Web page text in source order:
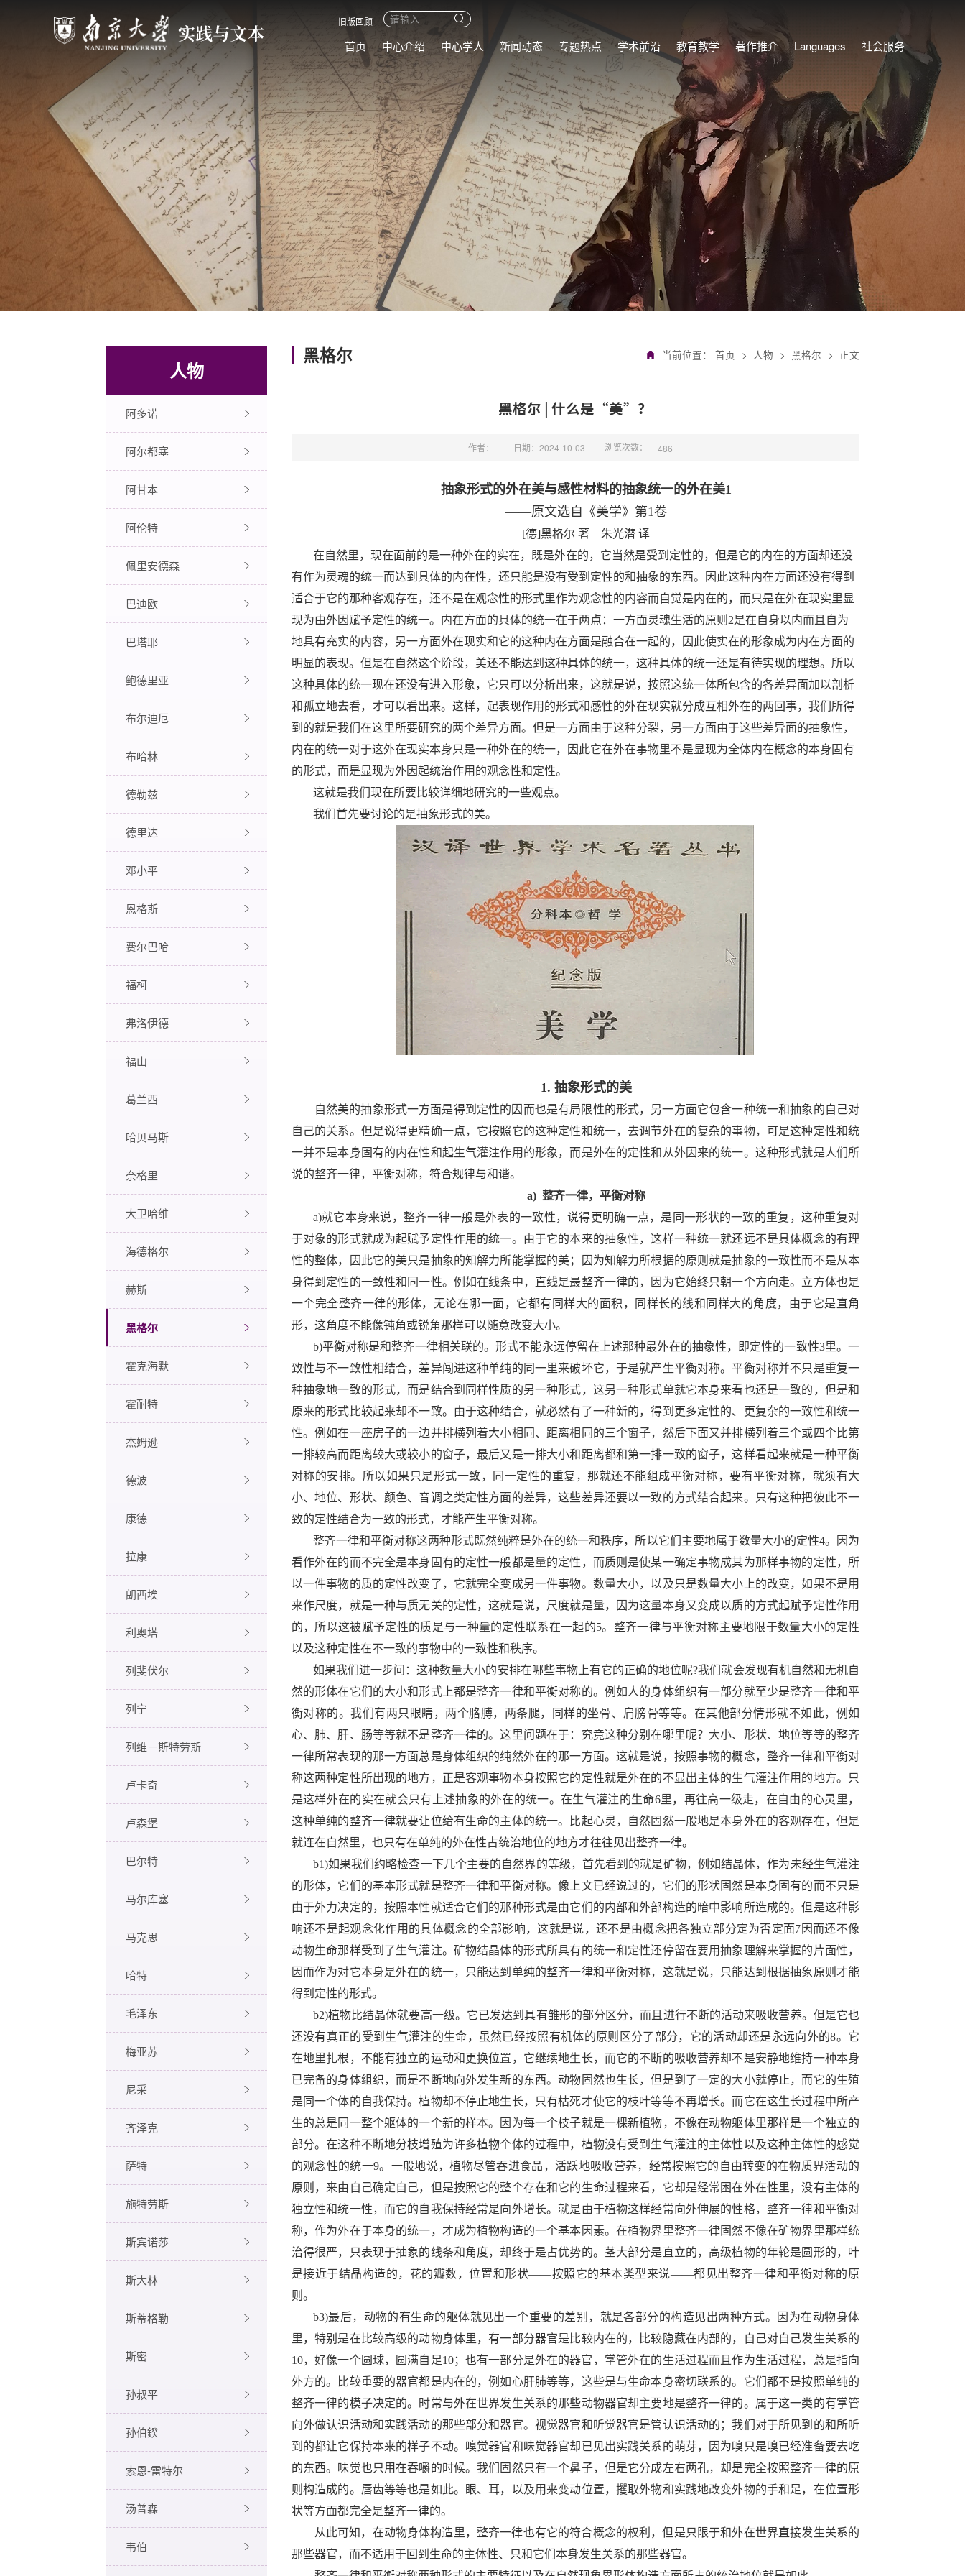
旧版回顾
首页 中心介绍 中心学人 新闻动态 专题热点 学术前沿 教育教学 著作推介 Languages 社会服务
人物
阿多诺
阿尔都塞
阿甘本
阿伦特
佩里安德森
巴迪欧
巴塔耶
鲍德里亚
布尔迪厄
布哈林
德勒兹
德里达
邓小平
恩格斯
费尔巴哈
福柯
弗洛伊德
福山
葛兰西
哈贝马斯
奈格里
大卫哈维
海德格尔
赫斯
黑格尔
霍克海默
霍耐特
杰姆逊
德波
康德
拉康
朗西埃
利奥塔
列斐伏尔
列宁
列维－斯特劳斯
卢卡奇
卢森堡
巴尔特
马尔库塞
马克思
哈特
毛泽东
梅亚苏
尼采
齐泽克
萨特
施特劳斯
斯宾诺莎
斯大林
斯蒂格勒
斯密
孙叔平
孙伯鍨
索恩-雷特尔
汤普森
韦伯
黑格尔 当前位置： 首页 > 人物 > 黑格尔 > 正文
黑格尔 | 什么是“美”？
作者： 日期：2024-10-03 浏览次数： 486
抽象形式的外在美与感性材料的抽象统一的外在美1
——原文选自《美学》第1卷
[德]黑格尔 著 朱光潜 译
在自然里，现在面前的是一种外在的实在，既是外在的，它当然是受到定性的，但是它的内在的方面却还没
有作为灵魂的统一而达到具体的内在性，还只能是没有受到定性的和抽象的东西。因此这种内在方面还没有得到
适合于它的那种客观存在，还不是在观念性的形式里作为观念性的内容而自觉是内在的，而只是在外在现实里显
现为由外因赋予定性的统一。内在方面的具体的统一在于两点：一方面灵魂生活的原则 2是在自身以内而且自为
地具有充实的内容，另一方面外在现实和它的这种内在方面是融合在一起的，因此使实在的形象成为内在方面的
明显的表现。但是在自然这个阶段，美还不能达到这种具体的统一，这种具体的统一还是有待实现的理想。所以
这种具体的统一现在还没有进入形象，它只可以分析出来，这就是说，按照这统一体所包含的各差异面加以剖析
和孤立地去看，才可以看出来。这样，起表现作用的形式和感性的外在现实就分成互相外在的两回事，我们所得
到的就是我们在这里所要研究的两个差异方面。但是一方面由于这种分裂，另一方面由于这些差异面的抽象性，
内在的统一对于这外在现实本身只是一种外在的统一，因此它在外在事物里不是显现为全体内在概念的本身固有
的形式，而是显现为外因起统治作用的观念性和定性。
这就是我们现在所要比较详细地研究的一些观点。
我们首先要讨论的是抽象形式的美。
1. 抽象形式的美
自然美的抽象形式一方面是得到定性的因而也是有局限性的形式，另一方面它包含一种统一和抽象的自己对
自己的关系。但是说得更精确一点，它按照它的这种定性和统一，去调节外在的复杂的事物，可是这种定性和统
一并不是本身固有的内在性和起生气灌注作用的形象，而是外在的定性和从外因来的统一。这种形式就是人们所
说的整齐一律，平衡对称，符合规律与和谐。
a) 整齐一律，平衡对称
a)就它本身来说，整齐一律一般是外表的一致性，说得更明确一点，是同一形状的一致的重复，这种重复对
于对象的形式就成为起赋予定性作用的统一。由于它的本来的抽象性，这样一种统一就还远不是具体概念的有理
性的整体，因此它的美只是抽象的知解力所能掌握的美；因为知解力所根据的原则就是抽象的一致性而不是从本
身得到定性的一致性和同一性。例如在线条中，直线是最整齐一律的，因为它始终只朝一个方向走。立方体也是
一个完全整齐一律的形体，无论在哪一面，它都有同样大的面积，同样长的线和同样大的角度，由于它是直角
形，这角度不能像钝角或锐角那样可以随意改变大小。
b)平衡对称是和整齐一律相关联的。形式不能永远停留在上述那种最外在的抽象性，即定性的一致性3里。一
致性与不一致性相结合，差异闯进这种单纯的同一里来破坏它，于是就产生平衡对称。平衡对称并不只是重复一
种抽象地一致的形式，而是结合到同样性质的另一种形式，这另一种形式单就它本身来看也还是一致的，但是和
原来的形式比较起来却不一致。由于这种结合，就必然有了一种新的，得到更多定性的、更复杂的一致性和统一
性。例如在一座房子的一边并排横列着大小相同、距离相同的三个窗子，然后下面又并排横列着三个或四个比第
一排较高而距离较大或较小的窗子，最后又是一排大小和距离都和第一排一致的窗子，这样看起来就是一种平衡
对称的安排。所以如果只是形式一致，同一定性的重复，那就还不能组成平衡对称，要有平衡对称，就须有大
小、地位、形状、颜色、音调之类定性方面的差异，这些差异还要以一致的方式结合起来。只有这种把彼此不一
致的定性结合为一致的形式，才能产生平衡对称。
整齐一律和平衡对称这两种形式既然纯粹是外在的统一和秩序，所以它们主要地属于数量大小的定性4。因为
看作外在的而不完全是本身固有的定性一般都是量的定性，而质则是使某一确定事物成其为那样事物的定性，所
以一件事物的质的定性改变了，它就完全变成另一件事物。数量大小，以及只是数量大小上的改变，如果不是用
来作尺度，就是一种与质无关的定性，这就是说，尺度就是量，因为这量本身又变成以质的方式起赋予定性作用
的，所以这被赋予定性的质是与一种量的定性联系在一起的5。整齐一律与平衡对称主要地限于数量大小的定性
以及这种定性在不一致的事物中的一致性和秩序。
如果我们进一步问：这种数量大小的安排在哪些事物上有它的正确的地位呢?我们就会发现有机自然和无机自
然的形体在它们的大小和形式上都是整齐一律和平衡对称的。例如人的身体组织有一部分就至少是整齐一律和平
衡对称的。我们有两只眼睛，两个胳膊，两条腿，同样的坐骨、肩膀骨等等。在其他部分情形就不如此，例如
心、肺、肝、肠等等就不是整齐一律的。这里问题在于：究竟这种分别在哪里呢？大小、形状、地位等等的整齐
一律所常表现的那一方面总是身体组织的纯然外在的那一方面。这就是说，按照事物的概念，整齐一律和平衡对
称这两种定性所出现的地方，正是客观事物本身按照它的定性就是外在的不显出主体的生气灌注作用的地方。只
是这样外在的实在就会只有上述抽象的外在的统一。在生气灌注的生命6里，再往高一级走，在自由的心灵里，
这种单纯的整齐一律就要让位给有生命的主体的统一。比起心灵，自然固然一般地是本身外在的客观存在，但是
就连在自然里，也只有在单纯的外在性占统治地位的地方才往往见出整齐一律。
b1)如果我们约略检查一下几个主要的自然界的等级，首先看到的就是矿物，例如结晶体，作为未经生气灌注
的形体，它们的基本形式就是整齐一律和平衡对称。像上文已经说过的，它们的形状固然是本身固有的而不只是
由于外力决定的，按照本性就适合它们的那种形式是由它们的内部和外部构造的暗中影响所造成的。但是这种影
响还不是起观念化作用的具体概念的全部影响，这就是说，还不是由概念把各独立部分定为否定面7 因而还不像
动物生命那样受到了生气灌注。矿物结晶体的形式所具有的统一和定性还停留在要用抽象理解来掌握的片面性，
因而作为对它本身是外在的统一，只能达到单纯的整齐一律和平衡对称，这就是说，只能达到根据抽象原则才能
得到定性的形式。
b2)植物比结晶体就要高一级。它已发达到具有雏形的部分区分，而且进行不断的活动来吸收营养。但是它也
还没有真正的受到生气灌注的生命，虽然已经按照有机体的原则区分了部分，它的活动却还是永远向外的8。它
在地里扎根，不能有独立的运动和更换位置，它继续地生长，而它的不断的吸收营养却不是安静地维持一种本身
已完备的身体组织，而是不断地向外发生新的东西。动物固然也生长，但是到了一定的大小就停止，而它的生殖
是同一个体的自我保持。植物却不停止地生长，只有枯死才使它的枝叶等等不再增长。而它在这生长过程中所产
生的总是同一整个躯体的一个新的样本。因为每一个枝子就是一棵新植物，不像在动物躯体里那样是一个独立的
部分。在这种不断地分枝增殖为许多植物个体的过程中，植物没有受到生气灌注的主体性以及这种主体性的感觉
的观念性的统一9。一般地说，植物尽管吞进食品，活跃地吸收营养，经常按照它的自由转变的在物质界活动的
原则，来由自己确定自己，但是按照它的整个存在和它的生命过程来看，它却是经常困在外在性里，没有主体的
独立性和统一性，而它的自我保持经常是向外增长。就是由于植物这样经常向外伸展的性格，整齐一律和平衡对
称，作为外在于本身的统一，才成为植物构造的一个基本因素。在植物界里整齐一律固然不像在矿物界里那样统
治得很严，只表现于抽象的线条和角度，却终于是占优势的。茎大部分是直立的，高级植物的年轮是圆形的，叶
是接近于结晶构造的，花的瓣数，位置和形状——按照它的基本类型来说——都见出整齐一律和平衡对称的原
则。
b3)最后，动物的有生命的躯体就见出一个重要的差别，就是各部分的构造见出两种方式。因为在动物身体
里，特别是在比较高级的动物身体里，有一部分器官是比较内在的，比较隐藏在内部的，自己对自己发生关系的
10，好像一个圆球，圆满自足10；也有一部分是外在的器官，掌管外在的生活过程而且作为生活过程，总是指向
外方的。比较重要的器官都是内在的，例如心肝肺等等，这些是与生命本身密切联系的。它们都不是按照单纯的
整齐一律的模子决定的。时常与外在世界发生关系的那些动物器官却主要地是整齐一律的。属于这一类的有掌管
向外做认识活动和实践活动的那些部分和器官。视觉器官和听觉器官是管认识活动的；我们对于所见到的和所听
到的都让它保持本来的样子不动。嗅觉器官和味觉器官却已见出实践关系的萌芽，因为嗅只是嗅已经准备要去吃
的东西。味觉也只用在吞嚼的时候。我们固然只有一个鼻子，但是它分成左右两孔，却是完全按照整齐一律的原
则构造成的。唇齿等等也是如此。眼、耳，以及用来变动位置，攫取外物和实践地改变外物的手和足，在位置形
状等方面都完全是整齐一律的。
从此可知，在动物身体构造里，整齐一律也有它的符合概念的权利，但是只限于和外在世界直接发生关系的
那些器官，而不适用于回到生命的主体性、只和它们本身发生关系的那些器官。